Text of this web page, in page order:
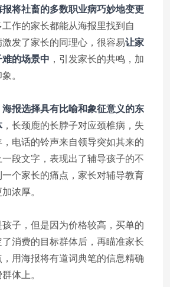
将社畜的多数职业病巧妙地变更
工作的家长都能从海报里找到自
发了家长的同理心，很容易让家
的场景中 ，引发家长的共鸣，加
。
海报选择具有比喻和象征意义的东
，长颈鹿的长脖子对应颈椎病，失
电话的铃声来自领导突如其来的
段文字，表现出了辅导孩子的不
个家长的痛点，家长对辅导教育
浓厚。
子，但是因为价格较高，买单的
消费的目标群体后，再瞄准家长
用海报将有道词典笔的信息精确
体上。